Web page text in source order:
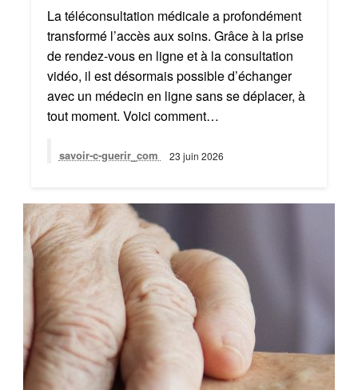
La téléconsultation médicale a profondément
transformé l’accès aux soins. Grâce à la prise
de rendez-vous en ligne et à la consultation
vidéo, il est désormais possible d’échanger
avec un médecin en ligne sans se déplacer, à
tout moment. Voici comment…
savoir-c-guerir_com 23 juin 2026